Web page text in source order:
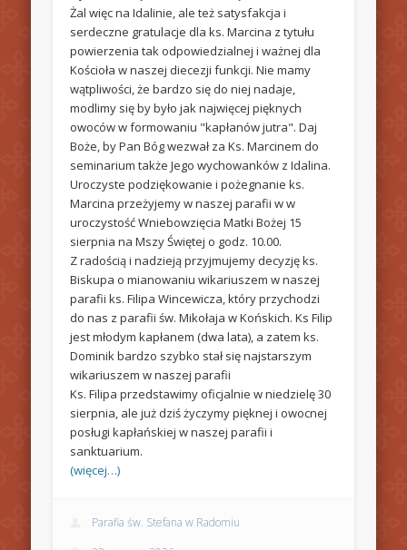
Żal więc na Idalinie, ale też satysfakcja i
serdeczne gratulacje dla ks. Marcina z tytułu
powierzenia tak odpowiedzialnej i ważnej dla
Kościoła w naszej diecezji funkcji. Nie mamy
wątpliwości, że bardzo się do niej nadaje,
modlimy się by było jak najwięcej pięknych
owoców w formowaniu "kapłanów jutra". Daj
Boże, by Pan Bóg wezwał za Ks. Marcinem do
seminarium także Jego wychowanków z Idalina.
Uroczyste podziękowanie i pożegnanie ks.
Marcina przeżyjemy w naszej parafii w w
uroczystość Wniebowzięcia Matki Bożej 15
sierpnia na Mszy Świętej o godz. 10.00.
Z radością i nadzieją przyjmujemy decyzję ks.
Biskupa o mianowaniu wikariuszem w naszej
parafii ks. Filipa Wincewicza, który przychodzi
do nas z parafii św. Mikołaja w Końskich. Ks Filip
jest młodym kapłanem (dwa lata), a zatem ks.
Dominik bardzo szybko stał się najstarszym
wikariuszem w naszej parafii
Ks. Filipa przedstawimy oficjalnie w niedzielę 30
sierpnia, ale już dziś życzymy pięknej i owocnej
posługi kapłańskiej w naszej parafii i
sanktuarium.
(więcej…)
Parafia św. Stefana w Radomiu